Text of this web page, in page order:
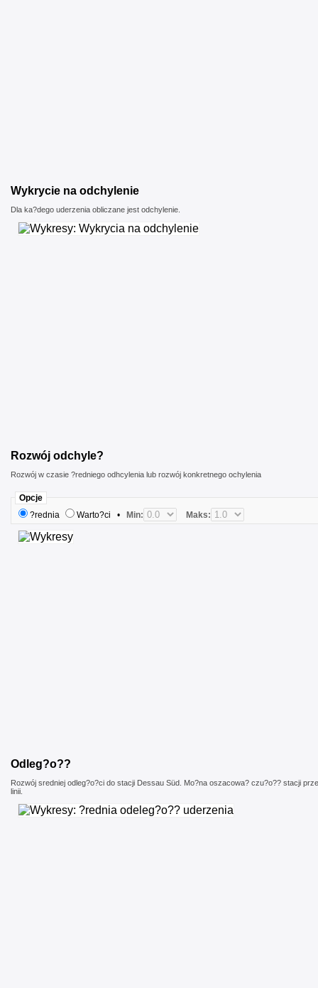
Wykrycie na odchylenie
Dla ka?dego uderzenia obliczane jest odchylenie.
Rozwój odchyle?
Rozwój w czasie ?redniego odhcylenia lub rozwój konkretnego ochylenia
Opcje
?rednia
Warto?ci • Min: Maks:
Odleg?o??
Rozwój sredniej odleg?o?ci do stacji Dessau Süd. Mo?na oszacowa? czu?o?? stacji
linii.